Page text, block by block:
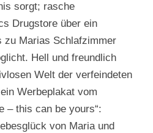
sorgt; rasche
Drugstore über ein
zu Marias Schlafzimmer
Hell und freundlich
Welt der verfeindeten
Werbeplakat vom
– this can be yours“:
von Maria und